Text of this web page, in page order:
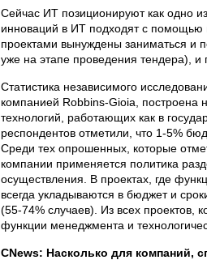
Сейчас ИТ позиционируют как одно
инноваций в ИТ подходят с помощью
проектами вынуждены заниматься и
уже на этапе проведения тендера), и
Статистика независимого
компанией Robbins-Gioia,
технологий, работающих как в
респондентов отметили, что 1-5%
Среди тех опрошенных, которые
компании применяется политика
осуществления. В проектах, где
всегда укладываются в бюджет и
(55-74% случаев). Из всех проектов,
функции менеджмента и
CNews: Насколько для компаний,